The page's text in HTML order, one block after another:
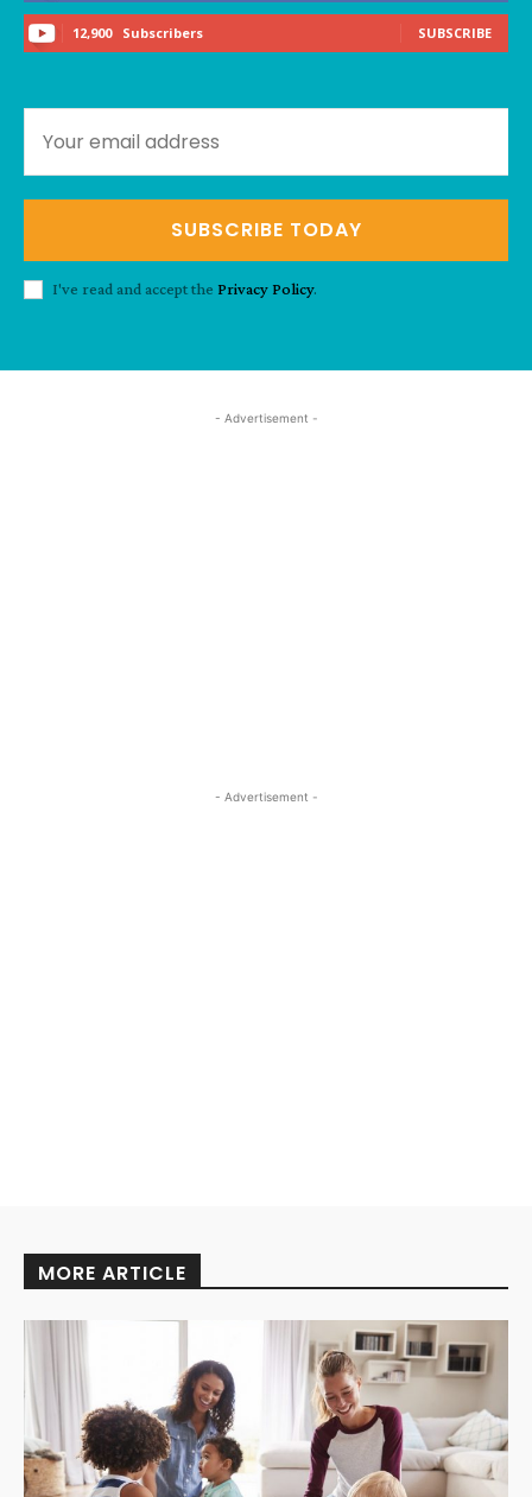
12,900 Subscribers SUBSCRIBE
SUBSCRIBE TODAY
I've read and accept the Privacy Policy.
- Advertisement -
- Advertisement -
MORE ARTICLE